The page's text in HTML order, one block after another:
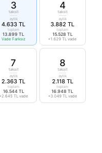
3
taksit
aylık
4.633 TL
toplam
13.899 TL
Vade Farksız
4
taksit
aylık
3.882 TL
toplam
15.528 TL
+1.629 TL vade
7
taksit
aylık
2.363 TL
toplam
16.544 TL
+2.645 TL vade
8
taksit
aylık
2.118 TL
toplam
16.948 TL
+3.049 TL vade